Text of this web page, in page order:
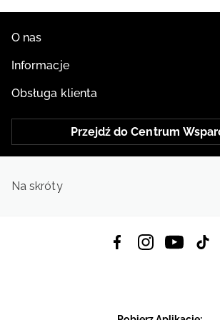
O nas
Informacje
Obsługa klienta
Przejdź do Centrum
Na skróty